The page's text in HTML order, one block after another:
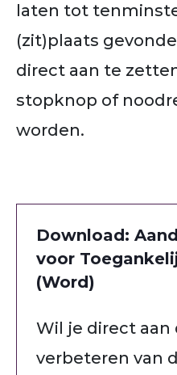
laten tot
(zit)plaats
direct aan te
stopknop of
worden.
Download:
voor
(Word)
Wil je direct
verbeteren van